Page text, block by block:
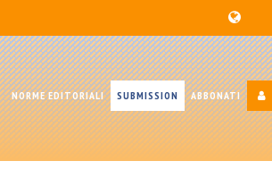
NORME EDITORIALI SUBMISSION ABBONATI